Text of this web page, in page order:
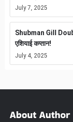
July 7, 2025
Shubman Gill
एशियाई कप्तान!
July 4, 2025
About Author